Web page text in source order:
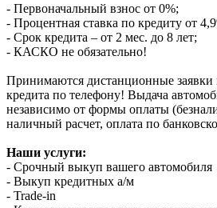
- Первоначальный взнос от 0%;
- Процентная ставка по кредиту от
- Срок кредита – от 2 мес. до 8 лет;
- КАСКО не обязательно!
Принимаются дистанционные заявки
кредита по телефону! Выдача
независимо от формы оплаты
наличный расчет, оплата по
Наши услуги:
- Срочный выкуп вашего автомобиля
- Выкуп кредитных а/м
- Trade-in